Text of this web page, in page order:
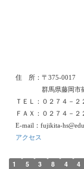
住 所：〒375-0017
群馬県藤岡市
ＴＥＬ：０２７４－２
ＦＡＸ：０２７４－２
E-mail：fujikita-
アクセス
1 5 3 8 4 4